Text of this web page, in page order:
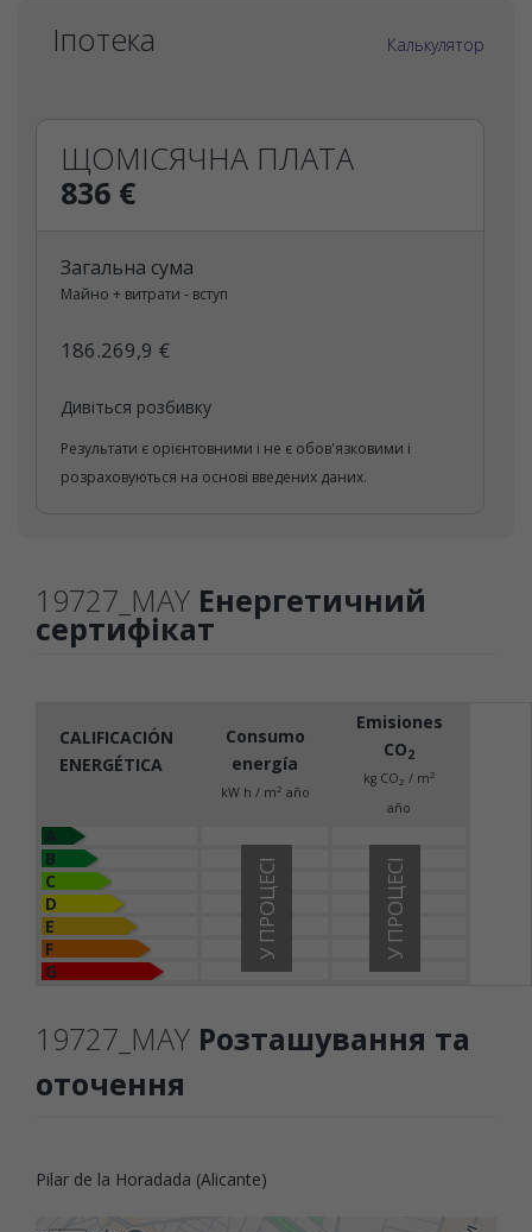
Іпотека Калькулятор
ЩОМІСЯЧНА ПЛАТА
836 €
Загальна сума
Майно + витрати - вступ
186.269,9 €
Дивіться розбивку
Результати є орієнтовними і не є обов'язковими і
розраховуються на основі введених даних.
19727_MAY Енергетичний
сертифікат
CALIFICACIÓN
ENERGÉTICA
Consumo
energía
kW h / m2 año
Emisiones
CO2
kg CO2 / m2
año
B
C
D
E
F
G
У ПРОЦЕСІ
У ПРОЦЕСІ
19727_MAY Розташування та
оточення
Pilar de la Horadada (Alicante)